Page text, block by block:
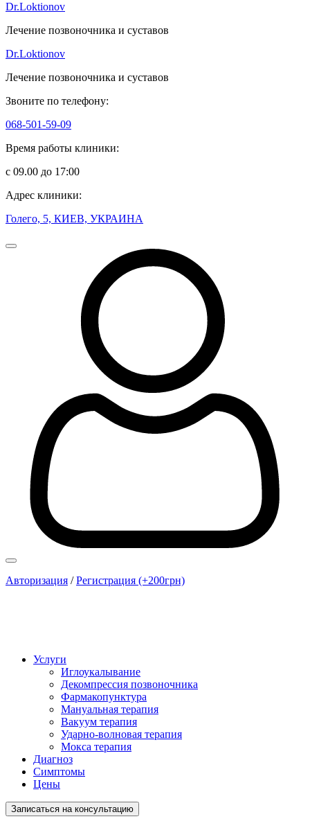
Dr.Loktionov
Лечение позвоночника и суставов
Dr.Loktionov
Лечение позвоночника и суставов
Звоните по телефону:
068-501-59-09
Время работы клиники:
с 09.00 до 17:00
Адрес клиники:
Голего, 5, КИЕВ, УКРАИНА
Авторизация /Регистрация (+200грн)
Услуги
Иглоукалывание
Декомпрессия позвоночника
Фармакопунктура
Мануальная терапия
Вакуум терапия
Ударно-волновая терапия
Мокса терапия
Диагноз
Симптомы
Цены
Записаться на консультацию